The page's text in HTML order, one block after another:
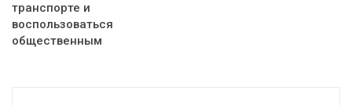
транспорте и
воспользоваться
общественным